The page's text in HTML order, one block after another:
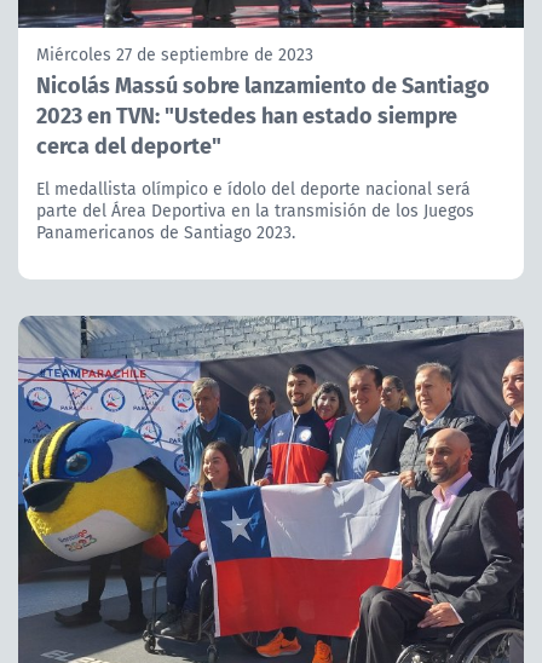
Miércoles 27 de septiembre de 2023
Nicolás Massú sobre lanzamiento de Santiago
2023 en TVN: "Ustedes han estado siempre
cerca del deporte"
El medallista olímpico e ídolo del deporte nacional será
parte del Área Deportiva en la transmisión de los Juegos
Panamericanos de Santiago 2023.